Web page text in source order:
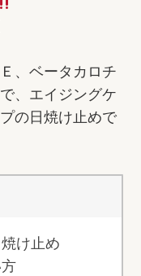
、ベータカロチ
、エイジングケ
の日焼け止めで
け止め